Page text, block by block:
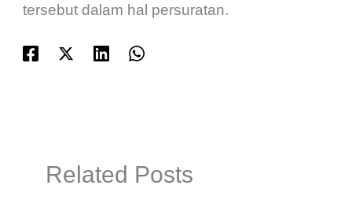
tersebut dalam hal persuratan.
Related Posts